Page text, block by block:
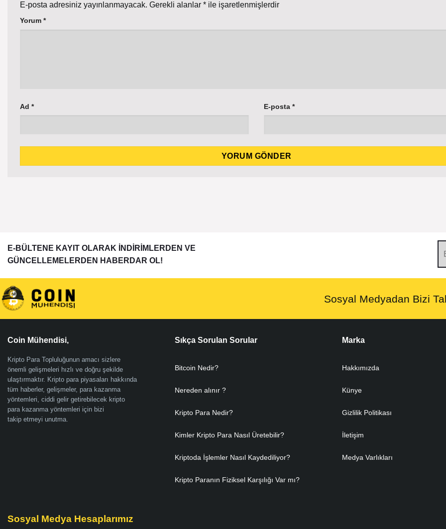
E-posta adresiniz yayınlanmayacak. Gerekli alanlar * ile işaretlenmişlerdir
Yorum *
Ad * E-posta*
E-BÜLTENE KAYIT OLARAK İNDİRİMLERDEN VE
GÜNCELLEMELERDEN HABERDAR OL!
Sosyal Medyadan Bizi
Coin Mühendisi,
Kripto Para Topluluğunun amacı sizlere
önemli gelişmeleri hızlı ve doğru şekilde
ulaştırmaktır. Kripto para piyasaları hakkında
tüm haberler, gelişmeler, para kazanma
yöntemleri, ciddi gelir getirebilecek kripto
para kazanma yöntemleri için bizi
takip etmeyi unutma.
Sıkça Sorulan Sorular
Bitcoin Nedir?
Nereden alınır ?
Kripto Para Nedir?
Kimler Kripto Para Nasıl Üretebilir?
Kriptoda İşlemler Nasıl Kaydediliyor?
Kripto Paranın Fiziksel Karşılığı Var mı?
Marka
Hakkımızda
Künye
Gizlilik Politikası
İletişim
Medya Varlıkları
Sosyal Medya Hesaplarımız